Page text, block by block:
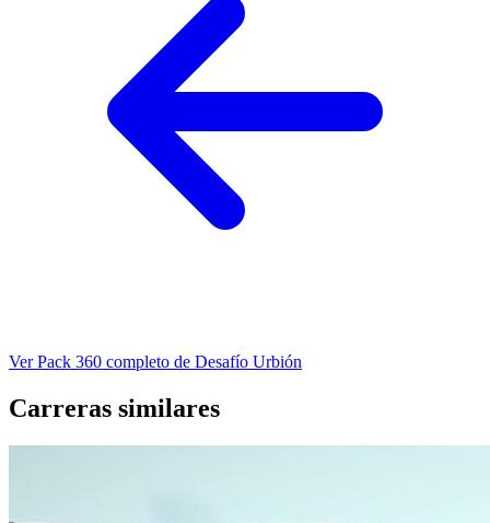
Ver Pack 360 completo de Desafío Urbión
Carreras similares